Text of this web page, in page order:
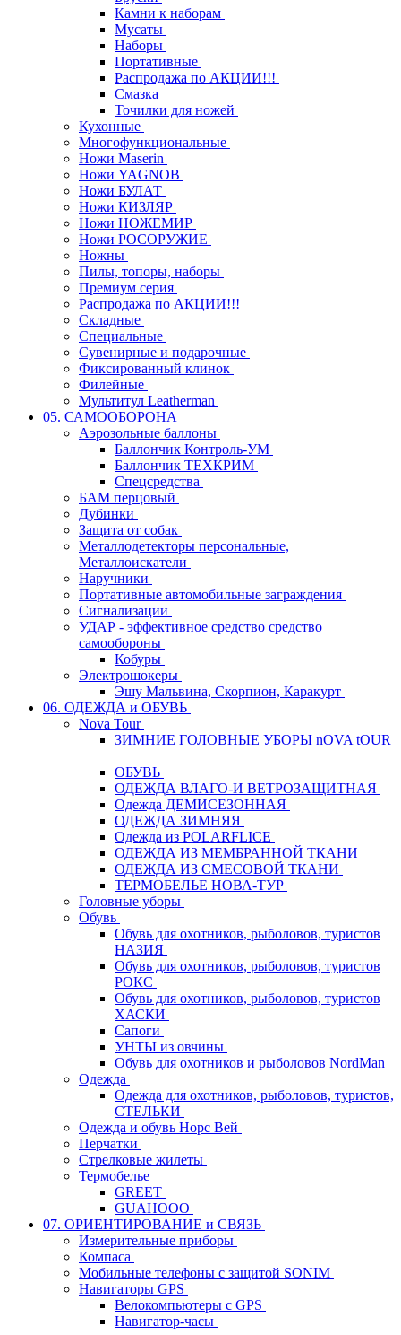
Камни к наборам
Мусаты
Наборы
Портативные
Распродажа по АКЦИИ!!!
Смазка
Точилки для ножей
Кухонные
Многофункциональные
Ножи Maserin
Ножи YAGNOB
Ножи БУЛАТ
Ножи КИЗЛЯР
Ножи НОЖЕМИР
Ножи РОСОРУЖИЕ
Ножны
Пилы, топоры, наборы
Премиум серия
Распродажа по АКЦИИ!!!
Складные
Специальные
Сувенирные и подарочные
Фиксированный клинок
Филейные
Мультитул Leatherman
05. САМООБОРОНА
Аэрозольные баллоны
Баллончик Контроль-УМ
Баллончик ТЕХКРИМ
Спецсредства
БАМ перцовый
Дубинки
Защита от собак
Металлодетекторы персональные,
Металлоискатели
Наручники
Портативные автомобильные заграждения
Сигнализации
УДАР - эффективное средство средство
самообороны
Кобуры
Электрошокеры
Эшу Мальвина, Скорпион, Каракурт
06. ОДЕЖДА и ОБУВЬ
Nova Tour
ЗИМНИЕ ГОЛОВНЫЕ УБОРЫ nOVA tOUR
ОБУВЬ
ОДЕЖДА ВЛАГО-И ВЕТРОЗАЩИТНАЯ
Одежда ДЕМИСЕЗОННАЯ
ОДЕЖДА ЗИМНЯЯ
Одежда из POLARFLICE
ОДЕЖДА ИЗ МЕМБРАННОЙ ТКАНИ
ОДЕЖДА ИЗ СМЕСОВОЙ ТКАНИ
ТЕРМОБЕЛЬЕ НОВА-ТУР
Головные уборы
Обувь
Обувь для охотников, рыболовов, туристов
НАЗИЯ
Обувь для охотников, рыболовов, туристов
РОКС
Обувь для охотников, рыболовов, туристов
ХАСКИ
Сапоги
УНТЫ из овчины
Обувь для охотников и рыболовов NordMan
Одежда
Одежда для охотников, рыболовов, туристов,
СТЕЛЬКИ
Одежда и обувь Норс Вей
Перчатки
Стрелковые жилеты
Термобелье
GREET
GUAHOOO
07. ОРИЕНТИРОВАНИЕ и СВЯЗЬ
Измерительные приборы
Компаса
Мобильные телефоны с защитой SONIM
Навигаторы GPS
Велокомпьютеры с GPS
Навигатор-часы